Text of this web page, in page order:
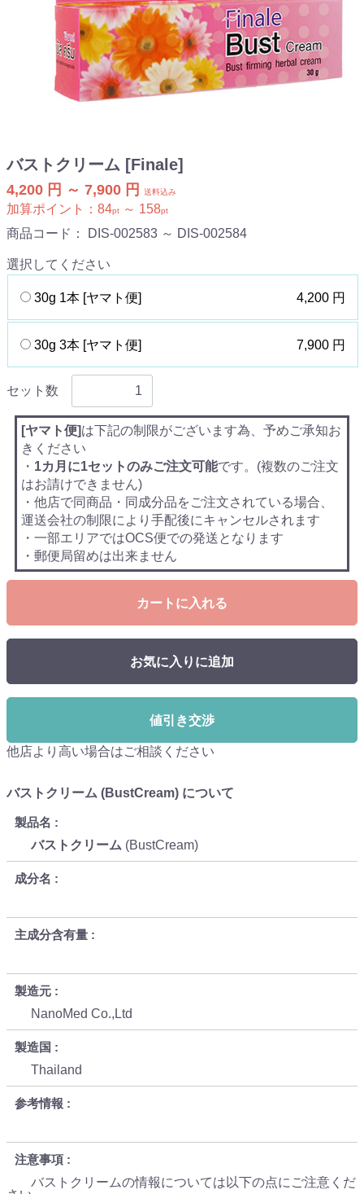
バストクリーム [Finale]
4,200 円 ～ 7,900 円 送料込み
加算ポイント： 84pt ～ 158pt
商品コード： DIS-002583 ～ DIS-002584
選択してください
30g 1本 [ヤマト便] 4,200 円
30g 3本 [ヤマト便] 7,900 円
セット数
[ヤマト便]は下記の制限がございます為、予めご承知お
きください
・ 1カ月に1セットのみご注文可能です。(複数のご注文
はお請けできません)
・他店で同商品・同成分品をご注文されている場合、
運送会社の制限により手配後にキャンセルされます
・一部エリアではOCS便での発送となります
・郵便局留めは出来ません
カートに入れる
お気に入りに追加
値引き交渉
他店より高い場合はご相談ください
バストクリーム (BustCream) について
製品名
バストクリーム (BustCream)
成分名
主成分含有量
製造元
NanoMed Co.,Ltd
製造国
Thailand
参考情報
注意事項
バストクリームの情報については以下の点にご注意くだ